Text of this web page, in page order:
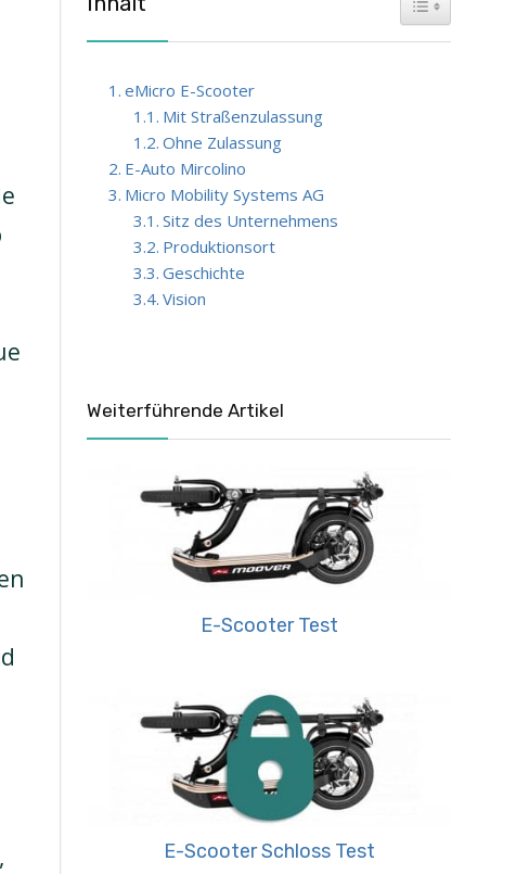
eMicro E-Scooter
Mit Straßenzulassung
Ohne Zulassung
E-Auto Mircolino
Micro Mobility Systems AG
Sitz des Unternehmens
Produktionsort
Geschichte
Vision
Weiterführende Artikel
E-Scooter Test
E-Scooter Schloss Test